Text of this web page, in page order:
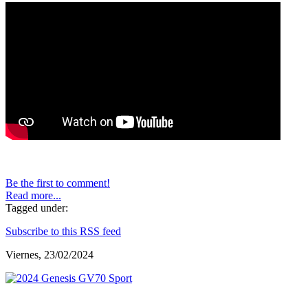
Be the first to comment!
Read more...
Tagged under:
Subscribe to this RSS feed
Viernes, 23/02/2024